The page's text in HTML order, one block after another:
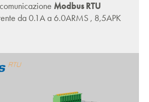
Modbus RTU
da 0.1A a 6.0ARMS , 8,5APK